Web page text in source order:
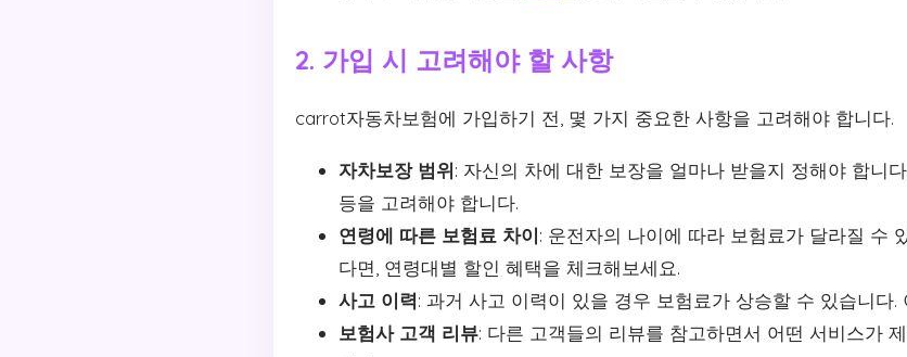
2. 가입 시 고려해야 할 사항
carrot자동차보험에 가입하기 전, 몇 가지 중요한 사항을 고려해야 합니다.
자차보장 범위: 자신의 차에 대한 보장을 얼마나 받을지 정해야 합니
등을 고려해야 합니다.
연령에 따른 보험료 차이: 운전자의 나이에 따라 보험료가 달라질 수
다면, 연령대별 할인 혜택을 체크해보세요.
사고 이력: 과거 사고 이력이 있을 경우 보험료가 상승할 수 있습니다.
보험사 고객 리뷰: 다른 고객들의 리뷰를 참고하면서 어떤 서비스가